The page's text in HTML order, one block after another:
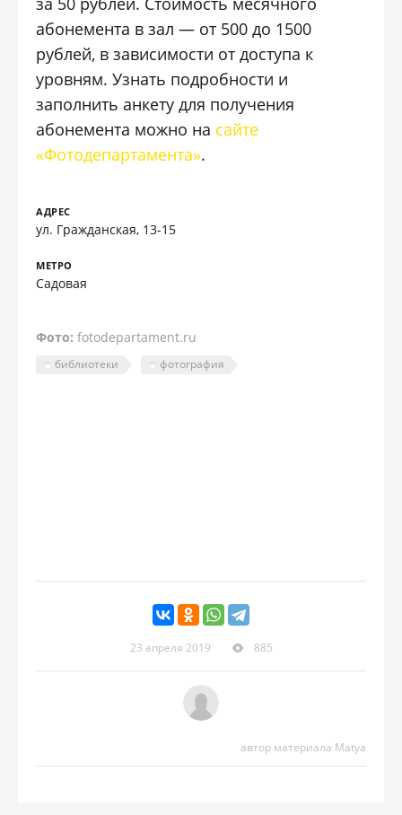
абонемента в зал — от 500 до 1500
рублей, в зависимости от доступа к
уровням. Узнать подробности и
заполнить анкету для получения
абонемента можно на сайте
«Фотодепартамента».
АДРЕС
ул. Гражданская, 13-15
МЕТРО
Садовая
Фото:fotodepartament.ru
библиотеки фотография
23 апреля 2019 885
автор материала Matya